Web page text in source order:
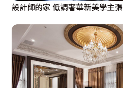
設計師的家 低調奢華新美學主張